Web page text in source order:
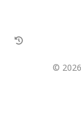
© 2026